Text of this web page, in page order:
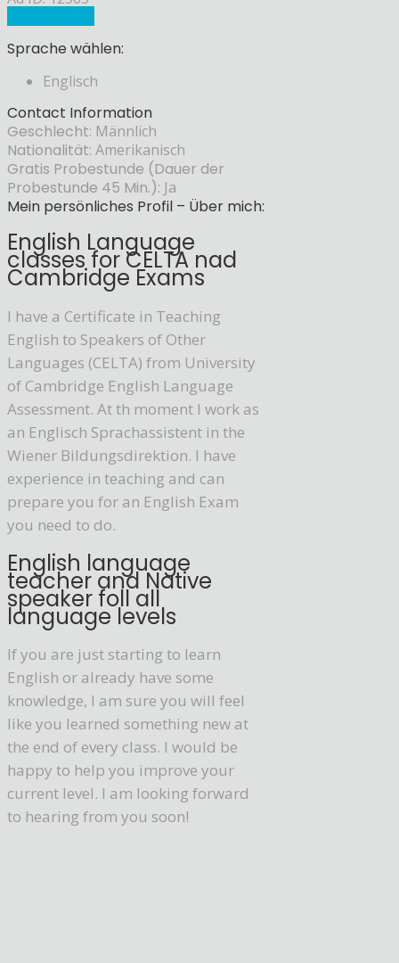
Sprache wählen:
Englisch
Contact Information
Geschlecht: Männlich
Nationalität: Amerikanisch
Gratis Probestunde (Dauer der
Probestunde 45 Min.): Ja
Mein persönliches Profil – Über mich:
English Language
classes for CELTA nad
Cambridge Exams
I have a Certificate in Teaching
English to Speakers of Other
Languages (CELTA) from University
of Cambridge English Language
Assessment. At th moment I work as
an Englisch Sprachassistent in the
Wiener Bildungsdirektion. I have
experience in teaching and can
prepare you for an English Exam
you need to do.
English language
teacher and Native
speaker foll all
language levels
If you are just starting to learn
English or already have some
knowledge, I am sure you will feel
like you learned something new at
the end of every class. I would be
happy to help you improve your
current level. I am looking forward
to hearing from you soon!